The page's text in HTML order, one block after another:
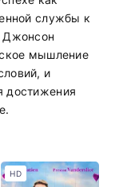
службы к
Джонсон
мышление
и
достижения
HD